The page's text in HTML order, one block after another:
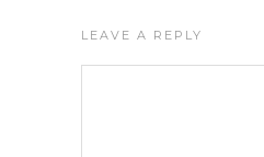
LEAVE A REPLY